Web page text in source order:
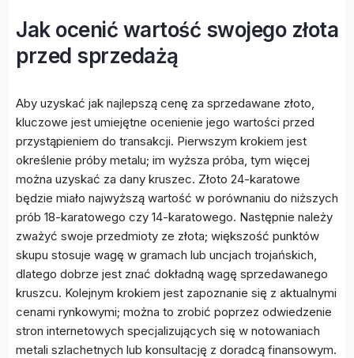
Jak ocenić wartość swojego złota
przed sprzedażą
Aby uzyskać jak najlepszą cenę za sprzedawane złoto,
kluczowe jest umiejętne ocenienie jego wartości przed
przystąpieniem do transakcji. Pierwszym krokiem jest
określenie próby metalu; im wyższa próba, tym więcej
można uzyskać za dany kruszec. Złoto 24-karatowe
będzie miało najwyższą wartość w porównaniu do niższych
prób 18-karatowego czy 14-karatowego. Następnie należy
zważyć swoje przedmioty ze złota; większość punktów
skupu stosuje wagę w gramach lub uncjach trojańskich,
dlatego dobrze jest znać dokładną wagę sprzedawanego
kruszcu. Kolejnym krokiem jest zapoznanie się z aktualnymi
cenami rynkowymi; można to zrobić poprzez odwiedzenie
stron internetowych specjalizujących się w notowaniach
metali szlachetnych lub konsultację z doradcą finansowym.